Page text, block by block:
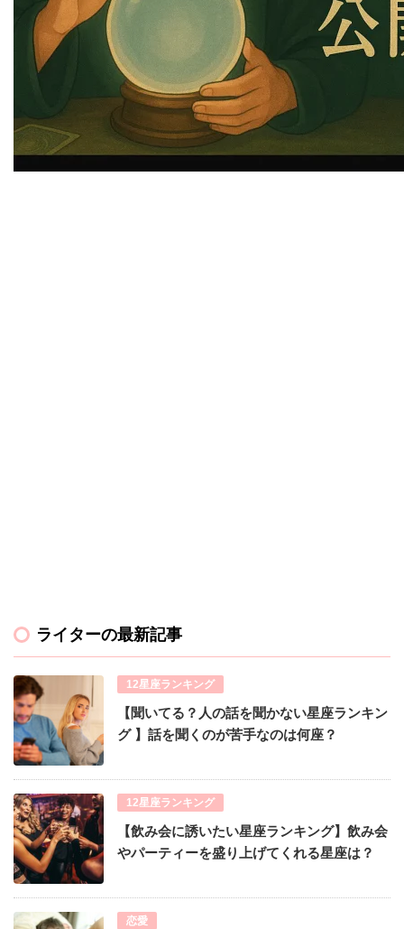
ライターの最新記事
12星座ランキング
【聞いてる？人の話を聞かない星座ランキン
グ 】話を聞くのが苦手なのは何座？
12星座ランキング
【飲み会に誘いたい星座ランキング】飲み会
やパーティーを盛り上げてくれる星座は？
恋愛